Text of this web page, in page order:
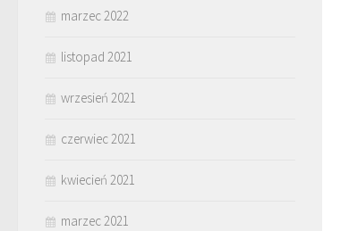
marzec 2022
listopad 2021
wrzesień 2021
czerwiec 2021
kwiecień 2021
marzec 2021